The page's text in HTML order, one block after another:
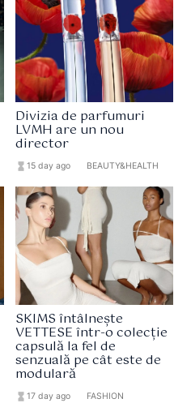
Divizia de parfumuri
LVMH are un nou
director
hourglass_full 15 day ago BEAUTY&HEALTH
SKIMS întâlnește
VETTESE într-o colecție
capsulă la fel de
senzuală pe cât este de
modulară
hourglass_full 17 day ago FASHION